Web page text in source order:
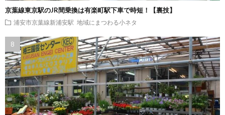
京葉線東京駅のJR間乗換は有楽町駅下車で時短！【裏技】
浦安市京葉線新浦安駅 地域にまつわる小ネタ